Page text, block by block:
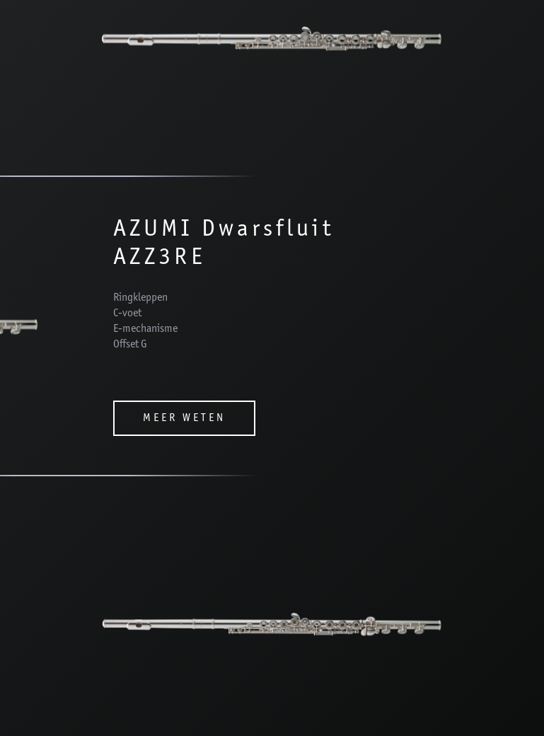
AZUMI Dwarsfluit
AZZ3RE
Ringkleppen
C-voet
E-mechanisme
Offset G
MEER WETEN